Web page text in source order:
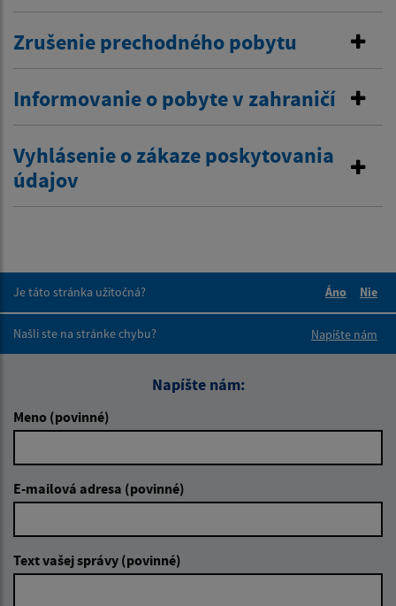
Zrušenie prechodného pobytu
Informovanie o pobyte v zahraničí
Vyhlásenie o zákaze poskytovania
údajov
Je táto stránka užitočná?
Áno
Nie
Našli ste na stránke chybu?
Napíšte nám
Napíšte nám:
Meno (povinné)
E-mailová adresa (povinné)
Text vašej správy (povinné)